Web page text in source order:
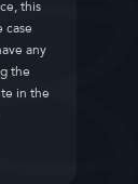
this
any
the
in the